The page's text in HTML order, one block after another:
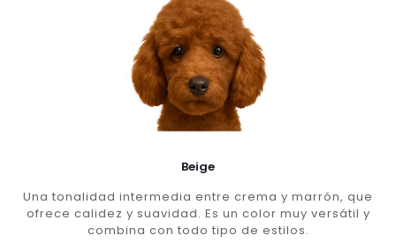
Beige
Una tonalidad intermedia entre crema y marrón, que
ofrece calidez y suavidad. Es un color muy versátil y
combina con todo tipo de estilos.